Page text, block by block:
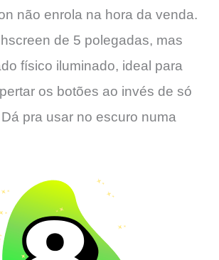
não enrola na hora da venda.
de 5 polegadas, mas
físico iluminado, ideal para
os botões ao invés de só
pra usar no escuro numa